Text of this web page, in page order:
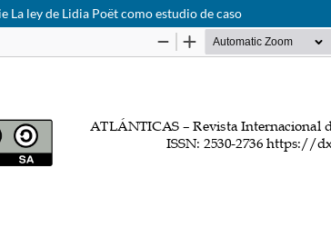
La ley de Lidia Poët como estudio de caso